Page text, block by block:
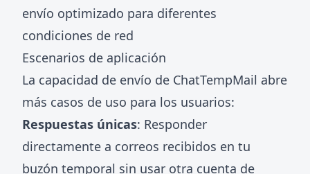
envío optimizado para diferentes
condiciones de red
Escenarios de aplicación
La capacidad de envío de ChatTempMail abre
más casos de uso para los usuarios:
Respuestas únicas: Responder
directamente a correos recibidos en tu
buzón temporal sin usar otra cuenta de